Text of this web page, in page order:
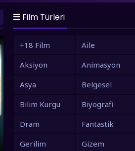
Film Türleri
+18 Film
Aile
Aksiyon
Animasyon
Asya
Belgesel
Bilim Kurgu
Biyografi
Dram
Fantastik
Gerilim
Gizem